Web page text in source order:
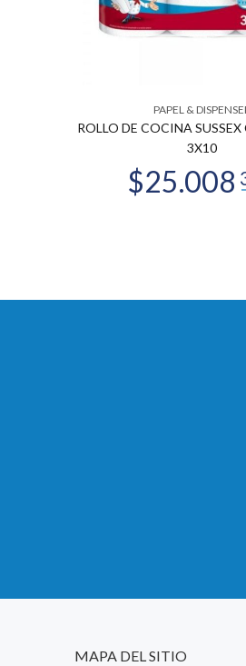
PAPEL &
ROLLO DE COCINA
3X10
MAPA DEL SITIO